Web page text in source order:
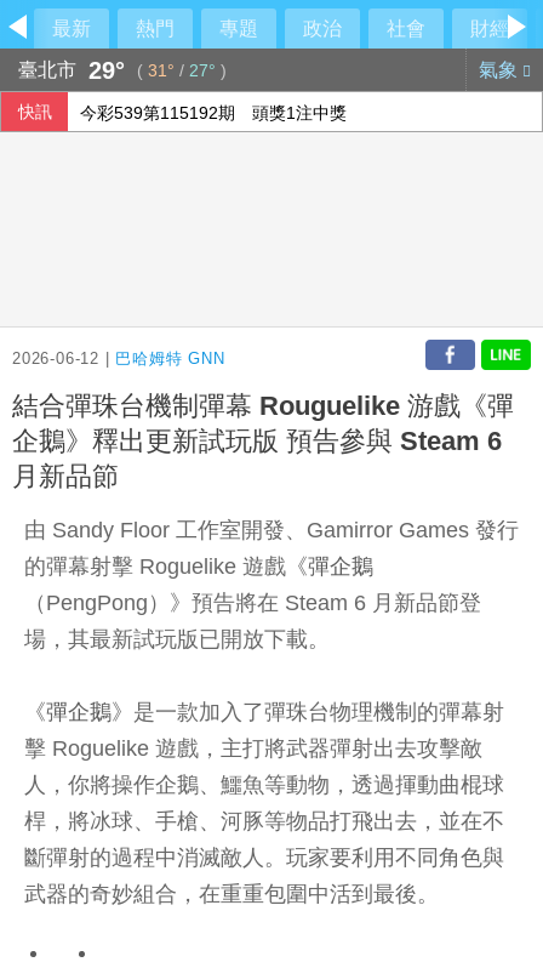
最新 熱門 專題 政治 社會
財經
臺北市 29° ( 31° / 27° ) 氣象
快訊 今彩539第115192期 頭獎1注中獎
2026-06-12 | 巴哈姆特 GNN
結合彈珠台機制彈幕 Rouguelike 游戲《彈
企鵝》釋出更新試玩版 預告參與 Steam 6
月新品節
由 Sandy Floor 工作室開發、Gamirror Games 發行
的彈幕射擊 Roguelike 遊戲《彈企鵝
（PengPong）》預告將在 Steam 6 月新品節登
場，其最新試玩版已開放下載。
《彈企鵝》是一款加入了彈珠台物理機制的彈幕射
擊 Roguelike 遊戲，主打將武器彈射出去攻擊敵
人，你將操作企鵝、鱷魚等動物，透過揮動曲棍球
桿，將冰球、手槍、河豚等物品打飛出去，並在不
斷彈射的過程中消滅敵人。玩家要利用不同角色與
武器的奇妙組合，在重重包圍中活到最後。